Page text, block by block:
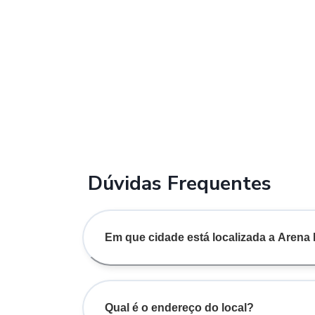
Dúvidas Frequentes
Em que cidade está localizada a Arena
Qual é o endereço do local?